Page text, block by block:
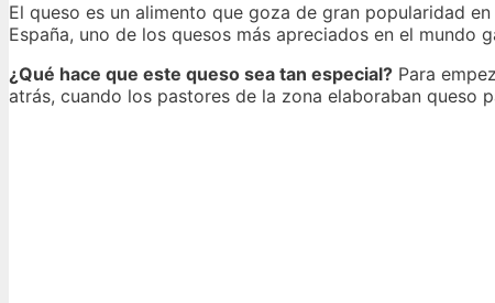
El queso es un alimento que goza de gran popularidad
España, uno de los quesos más apreciados en el
¿Qué hace que este queso sea tan especial? Para
atrás, cuando los pastores de la zona elaboraban queso